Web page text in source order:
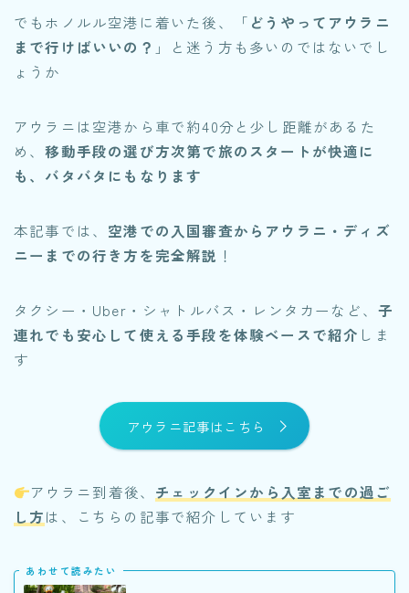
でもホノルル空港に着いた後、「 どうやってアウラニ
まで行けばいいの？ 」と迷う方も多いのではないでし
ょうか
アウラニは空港から車で約40分と少し距離があるた
め、移動手段の選び方次第で旅のスタートが快適に
も、バタバタにもなります
本記事では、 空港での入国審査からアウラニ・ディズ
ニーまでの行き方を完全解説 ！
タクシー・Uber・シャトルバス・レンタカーなど、 子
連れでも安心して使える手段を体験ベースで紹介 しま
す
アウラニ記事はこちら
アウラニ到着後、 チェックインから入室までの過ご
し方は、こちらの記事で紹介しています
あわせて読みたい